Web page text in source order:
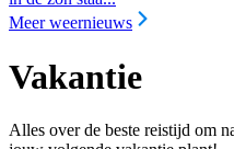
Meer weernieuws
Vakantie
Alles over de beste reistijd om